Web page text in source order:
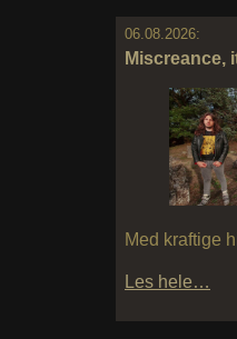
06.08.2026:
Miscreance,
Med kraftige
Les hele…